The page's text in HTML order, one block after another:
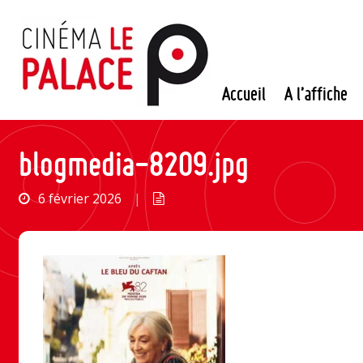
contenu
Accueil A l’affiche
blogmedia-8209.jpg
6 février 2026 |